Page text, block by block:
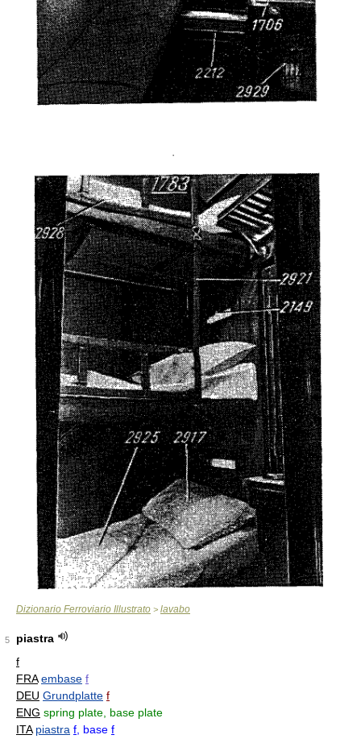
Dizionario Ferroviario Illustrato > lavabo
5
piastra
f
FRA embase f
DEU Grundplatte f
ENG spring plate, base plate
ITA piastra f, base f